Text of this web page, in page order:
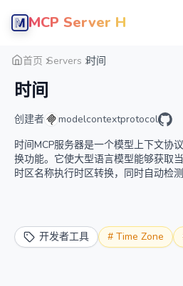
MCP Server Hub
首页 Servers 时间
时间
创建者
modelcontextprotocol
时间MCP服务器是一个模型上下文协
换功能。它使大型语言模型能够获取
时区名称执行时区转换，同时自动检测
开发者工具 # Time Zone